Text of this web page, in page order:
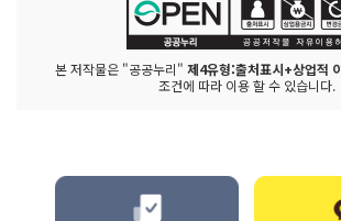
본 저작물은 "공공누리" 제4유형:출처표시+상업적
조건에 따라 이용 할 수 있습니다.